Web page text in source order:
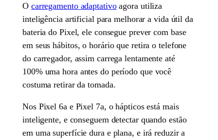
O carregamento adaptativoagora utiliza
inteligência artificial para melhorar a vida útil da
bateria do Pixel, ele consegue prever com base
em seus hábitos, o horário que retira o telefone
do carregador, assim carrega lentamente até
100% uma hora antes do período que você
costuma retirar da tomada.
Nos Pixel 6a e Pixel 7a, o hápticos está mais
inteligente, e conseguem detectar quando estão
em uma superfície dura e plana, e irá reduzir a